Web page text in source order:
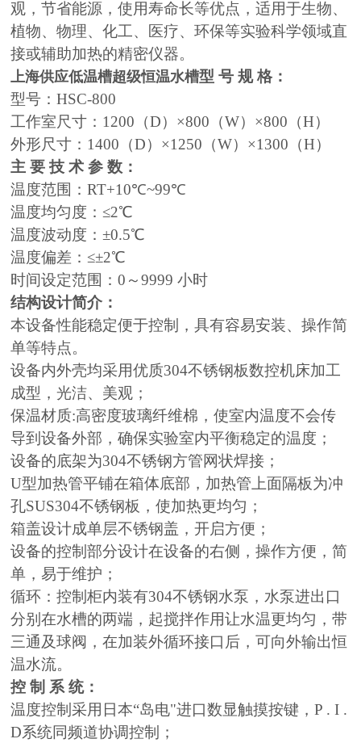
观，节省能源，使用寿命长等优点，适用于生物、
植物、物理、化工、医疗、环保等实验科学领域直
接或辅助加热的精密仪器。
上海供应低温槽超级恒温水槽型 号 规 格：
型号：HSC-800
工作室尺寸：1200（D）×800（W）×800（H）
外形尺寸：1400（D）×1250（W）×1300（H）
主 要 技 术 参 数：
温度范围：RT+10℃~99℃
温度均匀度：≤2℃
温度波动度：±0.5℃
温度偏差：≤±2℃
时间设定范围：0～9999 小时
结构设计简介：
本设备性能稳定便于控制，具有容易安装、操作简
单等特点。
设备内外壳均采用优质304不锈钢板数控机床加工
成型，光洁、美观；
保温材质:高密度玻璃纤维棉，使室内温度不会传
导到设备外部，确保实验室内平衡稳定的温度；
设备的底架为304不锈钢方管网状焊接；
U型加热管平铺在箱体底部，加热管上面隔板为冲
孔SUS304不锈钢板，使加热更均匀；
箱盖设计成单层不锈钢盖，开启方便；
设备的控制部分设计在设备的右侧，操作方便，简
单，易于维护；
循环：控制柜内装有304不锈钢水泵，水泵进出口
分别在水槽的两端，起搅拌作用让水温更均匀，带
三通及球阀，在加装外循环接口后，可向外输出恒
温水流。
控 制 系 统：
温度控制采用日本“岛电"进口数显触摸按键，P . I .
D系统同频道协调控制；